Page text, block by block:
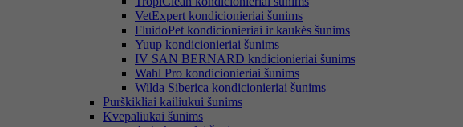
VetExpert kondicionieriai šunims
FluidoPet kondicionieriai ir kaukės šunims
Yuup kondicionieriai šunims
IV SAN BERNARD kndicionieriai šunims
Wahl Pro kondicionieriai šunims
Wilda Siberica kondicionieriai šunims
Purškikliai kailiukui šunims
Kvepaliukai šunims